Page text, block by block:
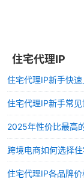
住宅代理IP
住宅代理IP新手快
住宅代理IP新手常
2025年性价比最高
跨境电商如何选择住
住宅代理IP各品牌价